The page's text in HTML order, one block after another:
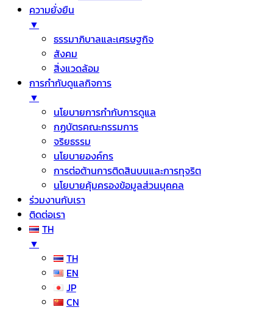
ความยั่งยืน
▼
ธรรมาภิบาลและเศรษฐกิจ
สังคม
สิ่งแวดล้อม
การกำกับดูแลกิจการ
▼
นโยบายการกำกับการดูแล
กฏบัตรคณะกรรมการ
จริยธรรม
นโยบายองค์กร
การต่อต้านการติดสินบนและการทุจริต
นโยบายคุ้มครองข้อมูลส่วนบุคคล
ร่วมงานกับเรา
ติดต่อเรา
TH
▼
TH
EN
JP
CN